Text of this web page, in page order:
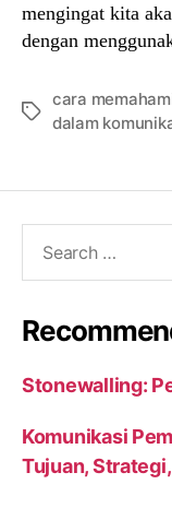
mengingat kita
dengan
Tags
cara
dalam
Stonewalling:
Komunikasi
Tujuan,